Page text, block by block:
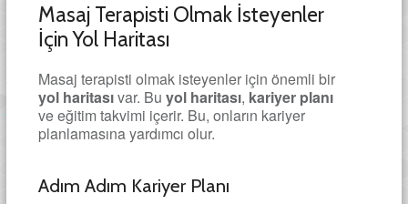
Masaj Terapisti Olmak İsteyenler
İçin Yol Haritası
Masaj terapisti olmak isteyenler için önemli bir
yol haritasıvar. Bu yol haritası, kariyer planı
ve eğitim takvimi içerir. Bu, onların kariyer
planlamasına yardımcı olur.
Adım Adım Kariyer Planı